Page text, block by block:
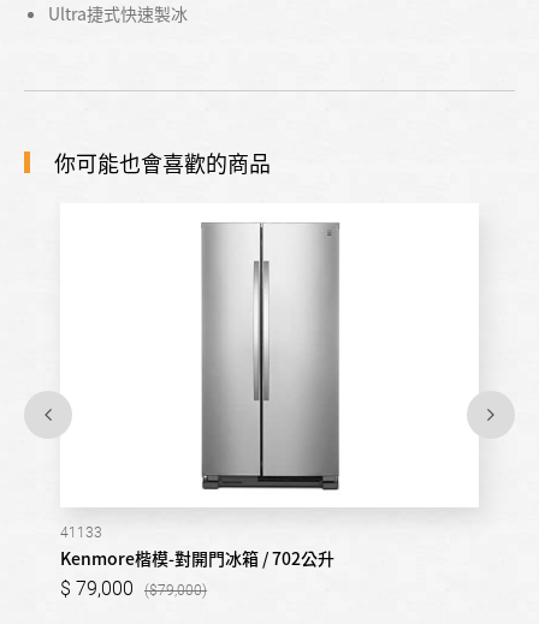
Ultra捷式快速製冰
你可能也會喜歡的商品
41133
Kenmore楷模-對開門冰箱 / 702公升
79,000 79,000